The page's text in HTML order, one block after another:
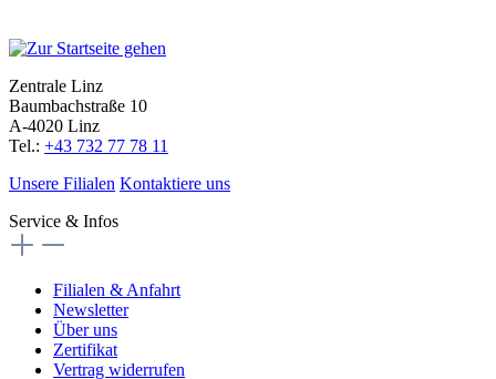
Zentrale Linz
Baumbachstraße 10
A-4020 Linz
Tel.: +43 732 77 78 11
Unsere Filialen Kontaktiere uns
Service & Infos
Filialen & Anfahrt
Newsletter
Über uns
Zertifikat
Vertrag widerrufen